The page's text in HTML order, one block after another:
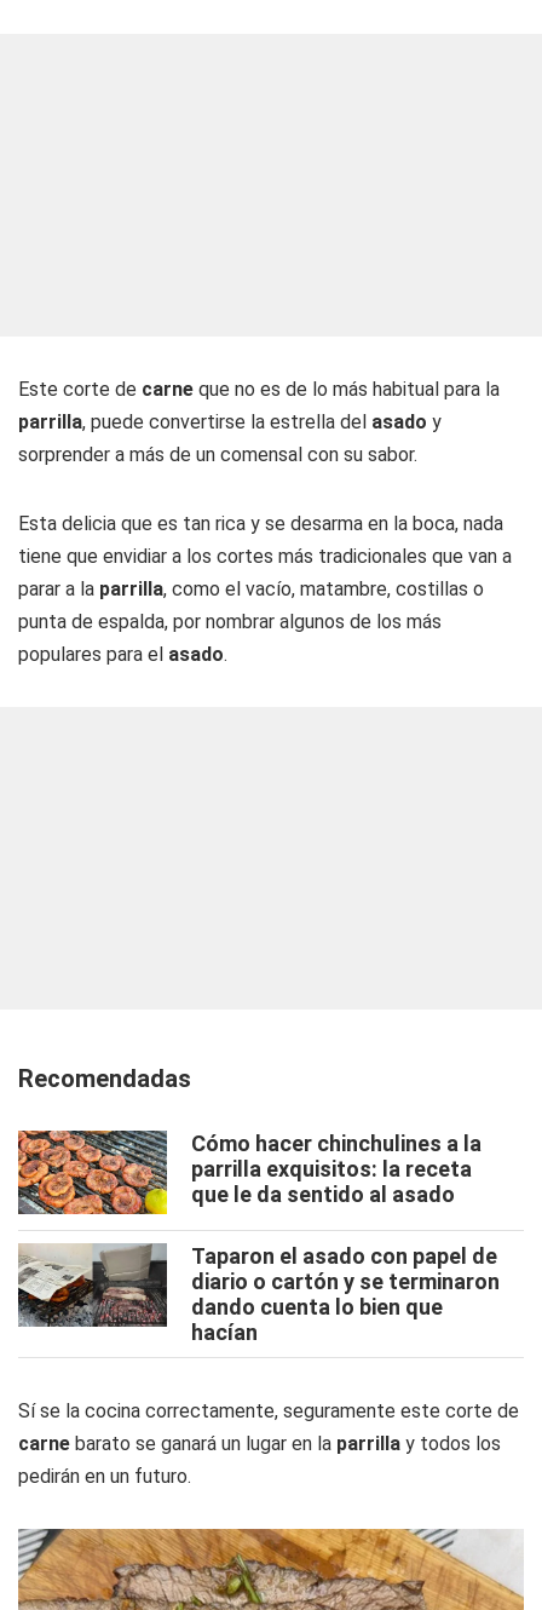
Este corte de carne que no es de lo más habitual para la
parrilla, puede convertirse la estrella del asado y
sorprender a más de un comensal con su sabor.
Esta delicia que es tan rica y se desarma en la boca, nada
tiene que envidiar a los cortes más tradicionales que van a
parar a la parrilla, como el vacío, matambre, costillas o
punta de espalda, por nombrar algunos de los más
populares para el asado.
Recomendadas
Cómo hacer chinchulines a la
parrilla exquisitos: la receta
que le da sentido al asado
Taparon el asado con papel de
diario o cartón y se terminaron
dando cuenta lo bien que
hacían
Sí se la cocina correctamente, seguramente este corte de
carne barato se ganará un lugar en la parrilla y todos los
pedirán en un futuro.